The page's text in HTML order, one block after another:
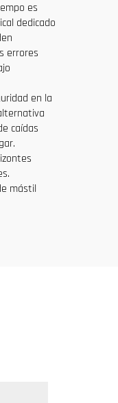
es
dedicado
errores
en la
caídas
mástil